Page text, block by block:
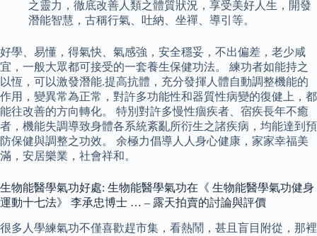
之靈力，徹底改善人類之體質狀況，享受美好人生，開發
潛能智慧，古稱行氣、吐納、坐禪、導引等。
好學、易懂，得氣快、氣感強，安全穩妥，不出偏差，老少咸
宜，一般大眾都可接受的一套養生保健功法。 練功者如能持之
以恆，可以激發潛能.提高抗體，充分發揮人體自動調整機能的
作用，變異常為正常，對許多功能性和器質性病變的復健上，都
能往改善的方向轉化。 特別對許多慢性痼疾者、宿疾長年不癒
者，機能失調導致身體各系統紊亂所衍生之諸疾病，均能達到預
防保健與調整之功效。 余極力倡導人人身心健康，家家幸福美
滿，安居樂業，社會祥和。
生物能醫學氣功好處: 生物能醫學氣功在《 生物能醫學氣功健身
運動十七法》 李承忠博士 … – 露天拍賣的討論與評價
很多人學練氣功不僅喜歡趕市集，看熱鬧，甚且盲目附從，那裡